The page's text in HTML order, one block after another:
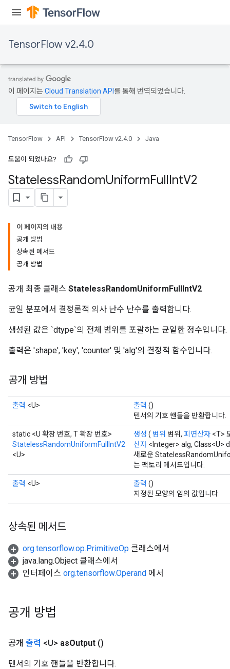
TensorFlow v2.4.0
이 페이지는Cloud Translation API 를 통해 번역되었습니다.
TensorFlow API TensorFlow v2.4.0 Java
도움이 되었나요?
StatelessRandomUniformFullIntV2
이 페이지의 내용
공개 방법
상속된 메서드
공개 방법
공개 최종 클래스 StatelessRandomUniformFullIntV2
균일 분포에서 결정론적 의사 난수 난수를 출력합니다.
생성된 값은 `dtype`의 전체 범위를 포괄하는 균일한 정수입니다.
출력은 'shape', 'key', 'counter' 및 'alg'의 결정적 함수입니다.
공개 방법
출력 <U> 출력 ()
텐서의 기호 핸들을 반환합니다.
static <U 확장 번호, T 확장 번호>
StatelessRandomUniformFullIntV2
<U>
생성 ( 범위 범위, 피연산자 <T>
산자 <Integer> alg, Class<U>
새로운
는 팩토리 메서드입니다.
출력 <U> 출력 ()
지정된 모양의 임의 값입니다.
상속된 메서드
org.tensorflow.op.PrimitiveOp 클래스에서
java.lang.Object 클래스에서
인터페이스 org.tensorflow.Operand 에서
공개 방법
공개 출력 <U> asOutput ()
텐서의 기호 핸들을 반환합니다.